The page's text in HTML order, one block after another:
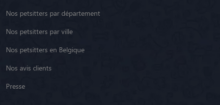
Nos petsitters par département
Nos petsitters par ville
Nos petsitters en Belgique
Nos avis clients
Presse